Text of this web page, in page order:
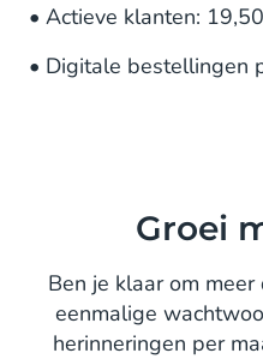
• Actieve klanten:
• Digitale bestellingen
Groei
Ben je klaar om
eenmalige
herinneringen per